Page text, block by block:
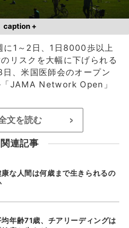
caption +
に1～2日、1日8000歩以上
リスクを大幅に下げられる
、米国医師会のオープン
「JAMA Network Open」
文を読む >
関連記事
康な人間は何歳まで生きられるの
均年齢71歳、チアリーディングは